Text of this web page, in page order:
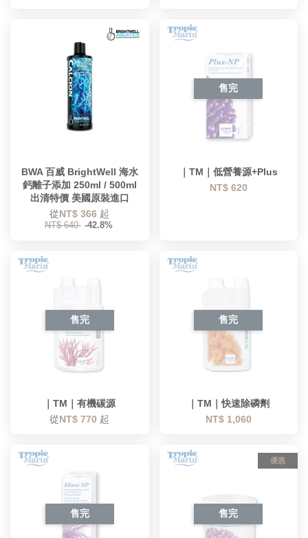
BWA 百威 BrightWell 海水
鈣離子添加 250ml / 500ml
出清特價 美國原裝進口
從NT$ 366 起
NT$ 640 -42.8%
售完
｜TM｜低營養源+Plus
NT$ 620
售完
｜TM｜有機碳源
從NT$ 770 起
售完
｜TM｜快速除磷劑
NT$ 1,060
售完 售完
優惠